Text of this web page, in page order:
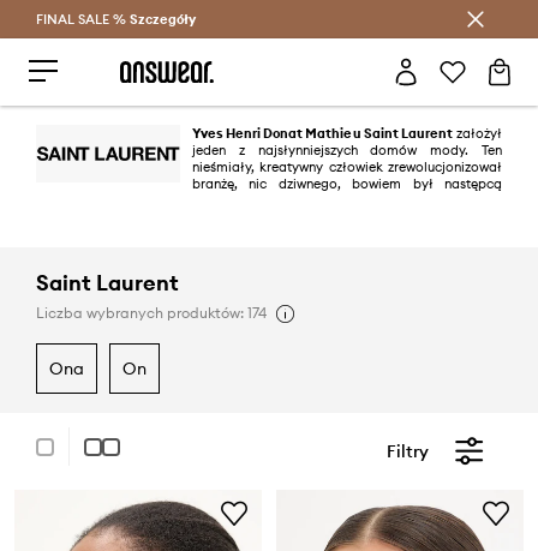
Oszczędzaj z Answear Club >
FINAL SALE % Szczegóły
Yves Henri Donat Mathieu Saint Laurentzałożył
jeden z najsłynniejszych domów mody. Ten
nieśmiały, kreatywny człowiek zrewolucjonizował
branżę, nic dziwnego, bowiem był następcą
Saint Laurent
Liczba wybranych produktów: 174
ona on
Filtry